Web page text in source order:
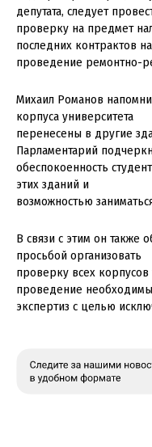
депутата, следует
проверку на предмет
последних контрактов на
проведение ремонтно-
Михаил Романов
корпуса университета
перенесены в другие
Парламентарий
обеспокоенность
этих зданий и
возможностью
В связи с этим он также
просьбой организовать
проверку всех корпусов
проведение
экспертиз с целью